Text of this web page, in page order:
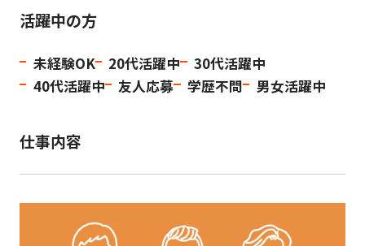
活躍中の方
未経験OK 20代活躍中
30代活躍中
40代活躍中
友人応募 学歴不問 男女活躍中
仕事内容